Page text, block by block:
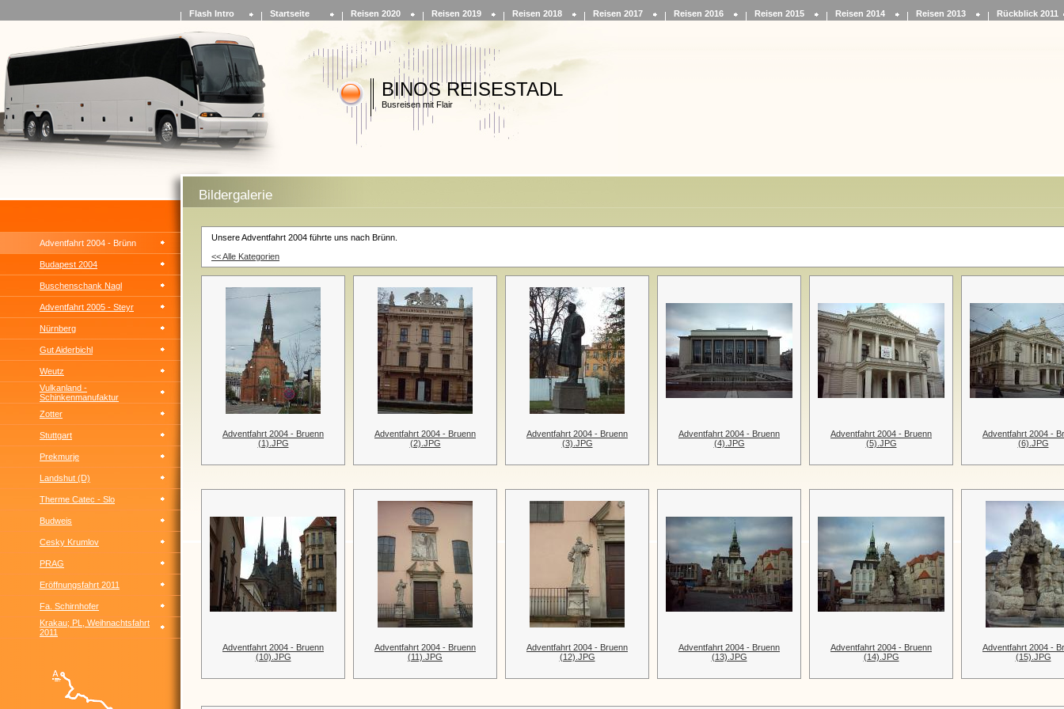
Flash Intro Startseite Reisen 2020 Reisen 2019 Reisen 2018 Reisen 2017 Reisen 2016 Reisen 2015 Reisen 2014 Reisen 2013 Rückblick 2011
BINOS REISESTADL
Busreisen mit Flair
Adventfahrt 2004 - Brünn
Budapest 2004
Buschenschank Nagl
Adventfahrt 2005 - Steyr
Nürnberg
Gut Aiderbichl
Weutz
Vulkanland -
Schinkenmanufaktur
Zotter
Stuttgart
Prekmurje
Landshut (D)
Therme Catec - Slo
Budweis
Cesky Krumlov
PRAG
Eröffnungsfahrt 2011
Fa. Schirnhofer
Krakau; PL, Weihnachtsfahrt
2011
Bildergalerie
Unsere Adventfahrt 2004 führte uns nach Brünn.
<< Alle Kategorien
Adventfahrt 2004 - Bruenn
(1).JPG
Adventfahrt 2004 - Bruenn
(2).JPG
Adventfahrt 2004 - Bruenn
(3).JPG
Adventfahrt 2004 - Bruenn
(4).JPG
Adventfahrt 2004 - Bruenn
(5).JPG
Adventfahrt 2004 -
(6).JPG
Adventfahrt 2004 - Bruenn
(10).JPG
Adventfahrt 2004 - Bruenn
(11).JPG
Adventfahrt 2004 - Bruenn
(12).JPG
Adventfahrt 2004 - Bruenn
(13).JPG
Adventfahrt 2004 - Bruenn
(14).JPG
Adventfahrt 2004 -
(15).JPG